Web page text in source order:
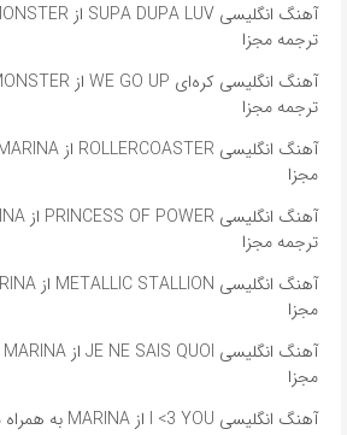
ترجمه مجزا
ترجمه مجزا
مجزا
ترجمه مجزا
مجزا
مجزا
آهنگ انگلیسی I <3 YOU از MARINA به همراه متن و ترجمه مجزا